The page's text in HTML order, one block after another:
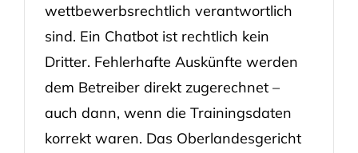
wettbewerbsrechtlich verantwortlich
sind. Ein Chatbot ist rechtlich kein
Dritter. Fehlerhafte Auskünfte werden
dem Betreiber direkt zugerechnet –
auch dann, wenn die Trainingsdaten
korrekt waren. Das Oberlandesgericht